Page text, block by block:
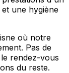
une hygiène
où notre
Pas de
rendez-vous
du reste.